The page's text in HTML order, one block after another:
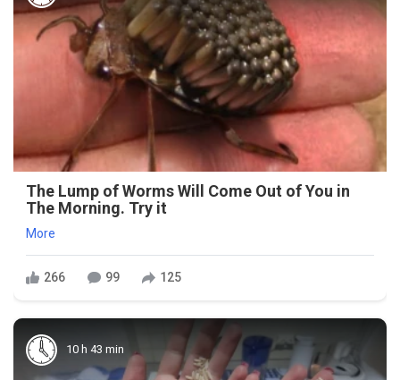
The Lump of Worms Will Come Out of You in
The Morning. Try it
More
266 99 125
10 h 43 min